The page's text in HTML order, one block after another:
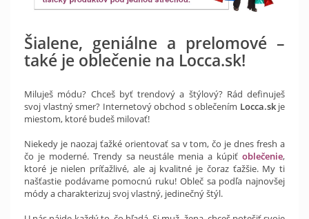
Šialene, geniálne a prelomové –
také je oblečenie na Locca.sk!
Miluješ módu? Chceš byť trendový a štýlový? Rád definuješ
svoj vlastný smer? Internetový obchod s oblečením Locca.skje
miestom, ktoré budeš milovať!
Niekedy je naozaj ťažké orientovať sa v tom, čo je dnes fresh a
čo je moderné. Trendy sa neustále menia a kúpiť oblečenie,
ktoré je nielen príťažlivé, ale aj kvalitné je čoraz ťažšie. My ti
našťastie podávame pomocnú ruku! Obleč sa podľa najnovšej
módy a charakterizuj svoj vlastný, jedinečný štýl.